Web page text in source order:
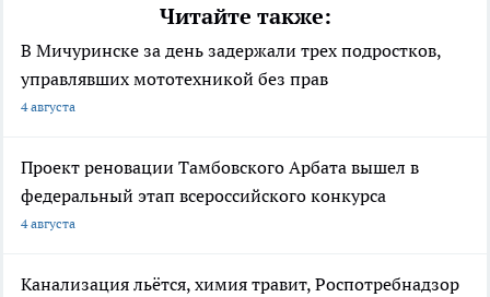
Читайте также:
В Мичуринске за день задержали трех подростков,
управлявших мототехникой без прав
4 августа
Проект реновации Тамбовского Арбата вышел в
федеральный этап всероссийского конкурса
4 августа
Канализация льётся, химия травит, Роспотребнадзор